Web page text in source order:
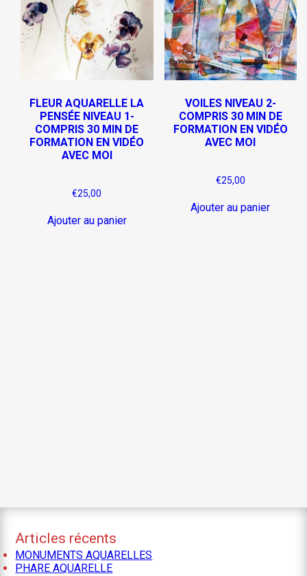
FLEUR AQUARELLE LA
PENSÉE NIVEAU 1-
COMPRIS 30 MIN DE
FORMATION EN VIDÉO
AVEC MOI
€25,00
Ajouter au panier
VOILES NIVEAU 2-
COMPRIS 30 MIN DE
FORMATION EN VIDÉO
AVEC MOI
€25,00
Ajouter au panier
Articles récents
MONUMENTS AQUARELLES
PHARE AQUARELLE